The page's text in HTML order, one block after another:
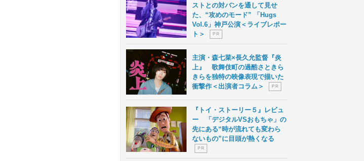
ストとの対バンを通して見せ
た、“攻めのモード” 「Hugs
Vol.6」神戸公演＜ライブレポー
ト＞
P R
主演・森七菜×長久允監督『炎
上』 歌舞伎町の過酷さときら
きらを独特の映像表現で描いた
衝撃作＜出演者コラム＞
P R
『トイ・ストーリー５』レビュ
ー 「デジタルVSおもちゃ」の
先にある“時が流れても変わら
ないもの”に目頭が熱くなる
P R